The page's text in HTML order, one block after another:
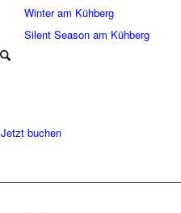
Winter am Kühberg
Silent Season am Kühberg
Jetzt buchen